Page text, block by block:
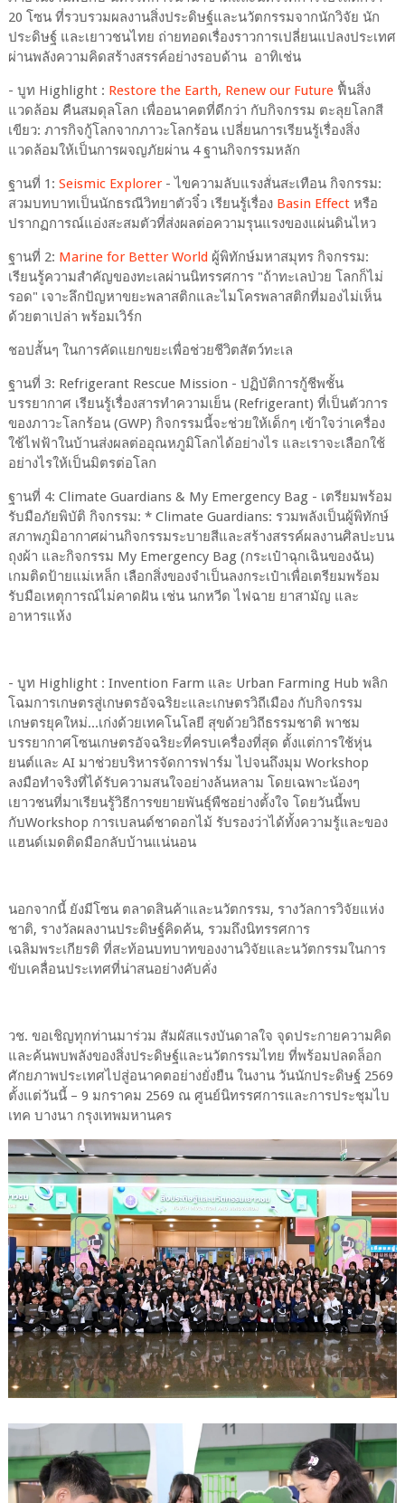
20 โซน ที่รวบรวมผลงานสิ่งประดิษฐ์และนวัตกรรมจากนักวิจัย นัก
ประดิษฐ์ และเยาวชนไทย ถ่ายทอดเรื่องราวการเปลี่ยนแปลงประเทศ
ผ่านพลังความคิดสร้างสรรค์อย่างรอบด้าน อาทิเช่น
- บูท Highlight : Restore the Earth, Renew our Futureฟื้นสิ่ง
แวดล้อม คืนสมดุลโลก เพื่ออนาคตที่ดีกว่า กับกิจกรรม ตะลุยโลกสี
เขียว: ภารกิจกู้โลกจากภาวะโลกร้อน เปลี่ยนการเรียนรู้เรื่องสิ่ง
แวดล้อมให้เป็นการผจญภัยผ่าน 4 ฐานกิจกรรมหลัก
ฐานที่ 1: Seismic Explorer- ไขความลับแรงสั่นสะเทือน กิจกรรม:
สวมบทบาทเป็นนักธรณีวิทยาตัวจิ๋ว เรียนรู้เรื่อง Basin Effectหรือ
ปรากฏการณ์แอ่งสะสมตัวที่ส่งผลต่อความรุนแรงของแผ่นดินไหว
ฐานที่ 2: Marine for Better World ผู้พิทักษ์มหาสมุทร กิจกรรม:
เรียนรู้ความสำคัญของทะเลผ่านนิทรรศการ "ถ้าทะเลป่วย โลกก็ไม่
รอด" เจาะลึกปัญหาขยะพลาสติกและไมโครพลาสติกที่มองไม่เห็น
ด้วยตาเปล่า พร้อมเวิร์ก
ชอปสั้นๆ ในการคัดแยกขยะเพื่อช่วยชีวิตสัตว์ทะเล
ฐานที่ 3: Refrigerant Rescue Mission - ปฏิบัติการกู้ชีพชั้น
บรรยากาศ เรียนรู้เรื่องสารทำความเย็น (Refrigerant) ที่เป็นตัวการ
ของภาวะโลกร้อน (GWP) กิจกรรมนี้จะช่วยให้เด็กๆ เข้าใจว่าเครื่อง
ใช้ไฟฟ้าในบ้านส่งผลต่ออุณหภูมิโลกได้อย่างไร และเราจะเลือกใช้
อย่างไรให้เป็นมิตรต่อโลก
ฐานที่ 4: Climate Guardians & My Emergency Bag - เตรียมพร้อม
รับมือภัยพิบัติ กิจกรรม: * Climate Guardians: รวมพลังเป็นผู้พิทักษ์
สภาพภูมิอากาศผ่านกิจกรรมระบายสีและสร้างสรรค์ผลงานศิลปะบน
ถุงผ้า และกิจกรรม My Emergency Bag (กระเป๋าฉุกเฉินของฉัน)
เกมติดป้ายแม่เหล็ก เลือกสิ่งของจำเป็นลงกระเป๋าเพื่อเตรียมพร้อม
รับมือเหตุการณ์ไม่คาดฝัน เช่น นกหวีด ไฟฉาย ยาสามัญ และ
อาหารแห้ง
- บูท Highlight : Invention Farm และ Urban Farming Hub พลิก
โฉมการเกษตรสู่เกษตรอัจฉริยะและเกษตรวิถีเมือง กับกิจกรรม
เกษตรยุคใหม่...เก่งด้วยเทคโนโลยี สุขด้วยวิถีธรรมชาติ พาชม
บรรยากาศโซนเกษตรอัจฉริยะที่ครบเครื่องที่สุด ตั้งแต่การใช้หุ่น
ยนต์และ AI มาช่วยบริหารจัดการฟาร์ม ไปจนถึงมุม Workshop
ลงมือทำจริงที่ได้รับความสนใจอย่างล้นหลาม โดยเฉพาะน้องๆ
เยาวชนที่มาเรียนรู้วิธีการขยายพันธุ์พืชอย่างตั้งใจ โดยวันนี้พบ
กับWorkshop การเบลนด์ชาดอกไม้ รับรองว่าได้ทั้งความรู้และของ
แฮนด์เมดติดมือกลับบ้านแน่นอน
นอกจากนี้ ยังมีโซน ตลาดสินค้าและนวัตกรรม, รางวัลการวิจัยแห่ง
ชาติ, รางวัลผลงานประดิษฐ์คิดค้น, รวมถึงนิทรรศการ
เฉลิมพระเกียรติ ที่สะท้อนบทบาทของงานวิจัยและนวัตกรรมในการ
ขับเคลื่อนประเทศที่น่าสนอย่างคับคั่ง
วช. ขอเชิญทุกท่านมาร่วม สัมผัสแรงบันดาลใจ จุดประกายความคิด
และค้นพบพลังของสิ่งประดิษฐ์และนวัตกรรมไทย ที่พร้อมปลดล็อก
ศักยภาพประเทศไปสู่อนาคตอย่างยั่งยืน ในงาน วันนักประดิษฐ์ 2569
ตั้งแต่วันนี้ – 9 มกราคม 2569 ณ ศูนย์นิทรรศการและการประชุมไบ
เทค บางนา กรุงเทพมหานคร